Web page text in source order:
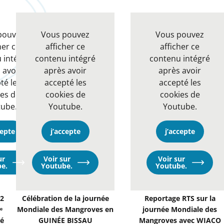
ce
les
de
Opens
in
window
2
ᵉ
é
Vous pouvez
afficher ce
contenu intégré
après avoir
accepté les
cookies de
Youtube.
j’accepte
Voir sur
Youtube.Opens
in
window
Célébration de la journée
Mondiale des Mangroves en
GUINÉE BISSAU
Vous pouvez
afficher ce
contenu intégré
après avoir
accepté les
cookies de
Youtube.
j’accepte
Voir sur
Youtube.Opens
in
window
Reportage RTS sur la
journée Mondiale des
Mangroves avec WIACO